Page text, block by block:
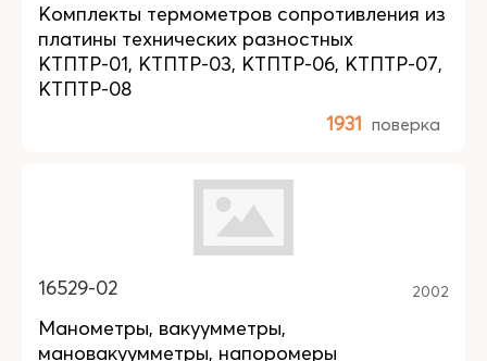
Комплекты термометров сопротивления из
платины технических разностных
КТПТР-01, КТПТР-03, КТПТР-06, КТПТР-07,
КТПТР-08
1931 поверка
16529-02 2002
Манометры, вакуумметры,
мановакуумметры, напоромеры